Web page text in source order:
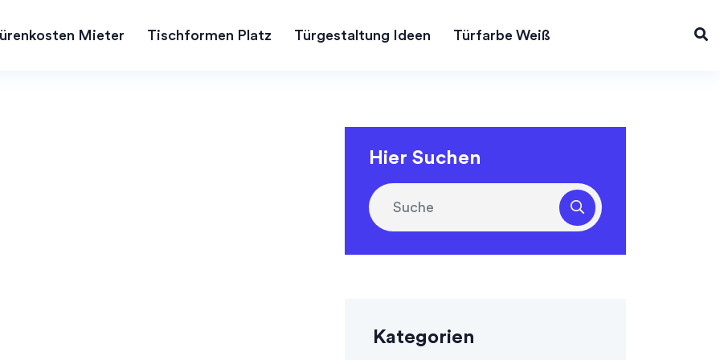
Mieter Tischformen Platz Türgestaltung Ideen Türfarbe Weiß
Hier Suchen
Kategorien